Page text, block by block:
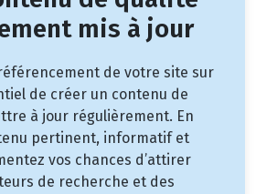
mis à jour
de votre site sur
de créer un contenu de
à jour régulièrement. En
pertinent, informatif et
vos chances d’attirer
de recherche et des